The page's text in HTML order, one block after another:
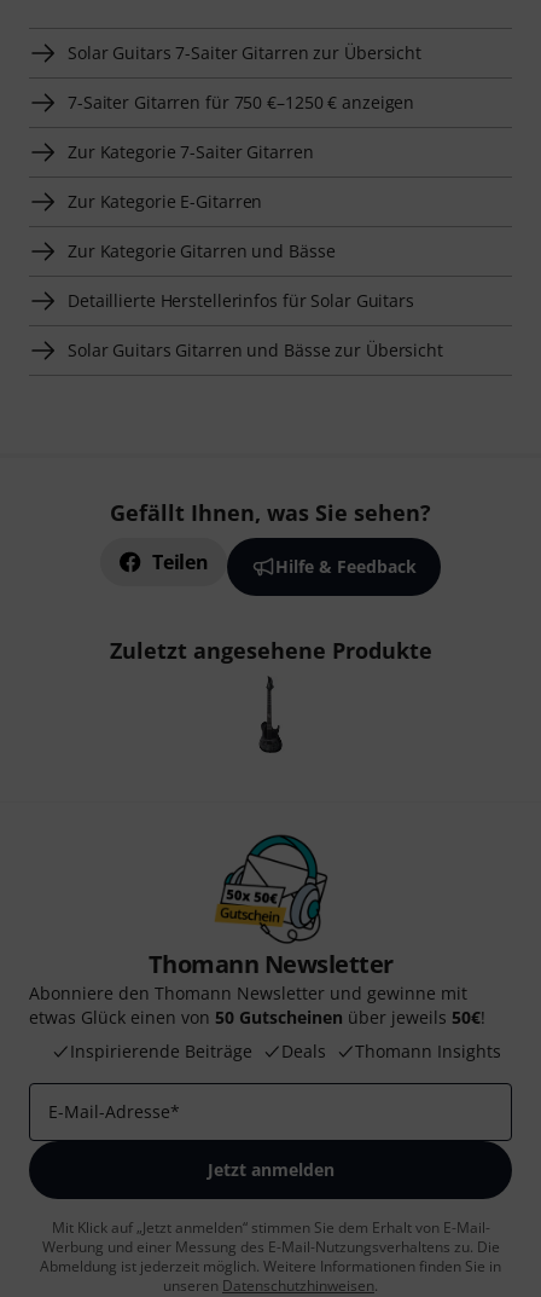
Solar Guitars 7-Saiter Gitarren zur Übersicht
7-Saiter Gitarren für 750 €–1250 € anzeigen
Zur Kategorie 7-Saiter Gitarren
Zur Kategorie E-Gitarren
Zur Kategorie Gitarren und Bässe
Detaillierte Herstellerinfos für Solar Guitars
Solar Guitars Gitarren und Bässe zur Übersicht
Gefällt Ihnen, was Sie sehen?
Teilen Hilfe & Feedback
Zuletzt angesehene Produkte
Thomann Newsletter
Abonniere den Thomann Newsletter und gewinne mit
etwas Glück einen von 50 Gutscheinen über jeweils 50€!
Inspirierende Beiträge
Deals Thomann Insights
E-Mail-Adresse*
Jetzt anmelden
Mit Klick auf „Jetzt anmelden“ stimmen Sie dem Erhalt von E-Mail-
Werbung und einer Messung des E-Mail-Nutzungsverhaltens zu. Die
Abmeldung ist jederzeit möglich. Weitere Informationen finden Sie in
unseren Datenschutzhinweisen.